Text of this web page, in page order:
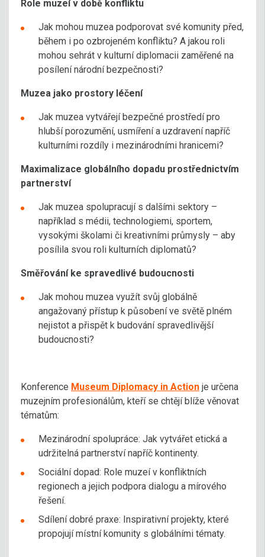
Role muzeí v době konfliktu
Jak mohou muzea podporovat své komunity před,
během i po ozbrojeném konfliktu? A jakou roli
mohou sehrát v kulturní diplomacii zaměřené na
posílení národní bezpečnosti?
Muzea jako prostory léčení
Jak muzea vytvářejí bezpečné prostředí pro
hlubší porozumění, usmíření a uzdravení napříč
kulturními rozdíly i mezinárodními hranicemi?
Maximalizace globálního dopadu prostřednictvím
partnerství
Jak muzea spolupracují s dalšími sektory –
například s médii, technologiemi, sportem,
vysokými školami či kreativními průmysly – aby
posílila svou roli kulturních diplomatů?
Směřování ke spravedlivé budoucnosti
Jak mohou muzea využít svůj globálně
angažovaný přístup k působení ve světě plném
nejistot a přispět k budování spravedlivější
budoucnosti?
Konference Museum Diplomacy in Action je určena
muzejním profesionálům, kteří se chtějí blíže věnovat
tématům:
Mezinárodní spolupráce: Jak vytvářet etická a
udržitelná partnerství napříč kontinenty.
Sociální dopad: Role muzeí v konfliktních
regionech a jejich podpora dialogu a mírového
řešení.
Sdílení dobré praxe: Inspirativní projekty, které
propojují místní komunity s globálními tématy.